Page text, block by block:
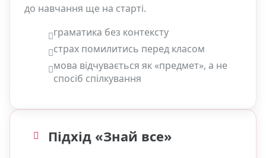
до навчання ще на старті.
граматика без контексту
страх помилитись перед класом
мова відчувається як «предмет», а не
спосіб спілкування
Підхід «Знай все»